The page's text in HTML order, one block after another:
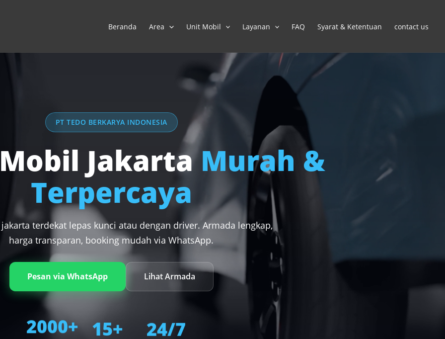
Beranda Area Unit Mobil Layanan FAQ Syarat & Ketentuan contact us
PT TEDO BERKARYA INDONESIA
JakartaMurah &
Terpercaya
terdekat lepas kunci atau dengan driver. Armada lengkap,
harga transparan, booking mudah via WhatsApp.
Pesan via WhatsApp Lihat Armada
2000+ 15+ 24/7